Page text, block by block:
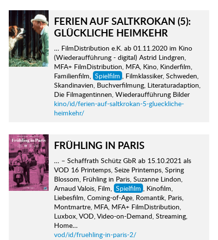
FERIEN AUF SALTKROKAN (5):
GLÜCKLICHE HEIMKEHR
… FilmDistribution e.K. ab 01.11.2020 im Kino
(Wiederaufführung - digital) Astrid Lindgren,
MFA+ FilmDistribution, MFA, Kino, Kinderfilm,
Familienfilm, Spielfilm , Filmklassiker, Schweden,
Skandinavien, Buchverfilmung, Literaturadaption,
Die Filmagentinnen, Wiederaufführung Bilder
kino/id/ferien-auf-saltkrokan-5-glueckliche-
heimkehr/
FRÜHLING IN PARIS
… – Schaffrath Schütz GbR ab 15.10.2021 als
VOD 16 Printemps, Seize Printemps, Spring
Blossom, Frühling in Paris, Suzanne Lindon,
Arnaud Valois, Film, Spielfilm , Kinofilm,
Liebesfilm, Coming-of-Age, Romantik, Paris,
Montmartre, MFA, MFA+ FilmDistribution,
Luxbox, VOD, Video-on-Demand, Streaming,
Home…
vod/id/fruehling-in-paris-2/